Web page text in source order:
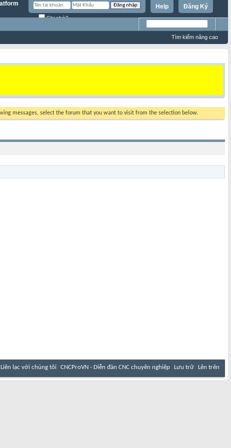
Đăng Ký
Help
Ghi nhớ?
Tìm kiếm nâng cao
messages, select the forum that you want to visit from the selection below.
Liên lạc với chúng tôi CNCProVN - Diễn đàn CNC chuyên nghiệp Lưu trữ Lên trên